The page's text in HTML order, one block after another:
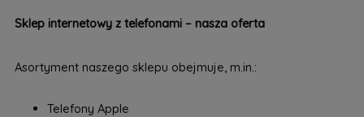
Sklep internetowy z telefonami – nasza oferta
Asortyment naszego sklepu obejmuje, m.in.:
Telefony Apple